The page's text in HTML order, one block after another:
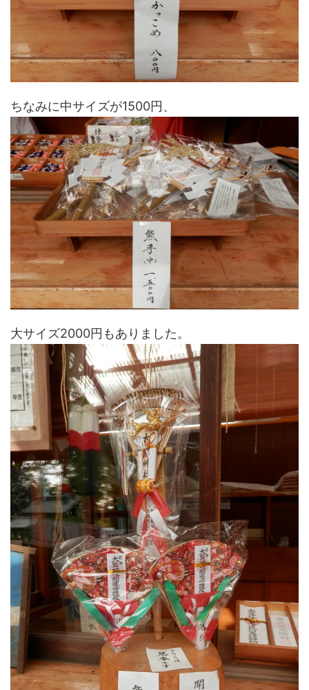
ちなみに中サイズが1500円、
大サイズ2000円もありました。